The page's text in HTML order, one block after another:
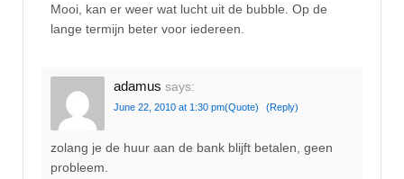
Mooi, kan er weer wat lucht uit de bubble. Op de
lange termijn beter voor iedereen.
adamus says:
June 22, 2010 at 1:30 pm(Quote) (Reply)
zolang je de huur aan de bank blijft betalen, geen
probleem.